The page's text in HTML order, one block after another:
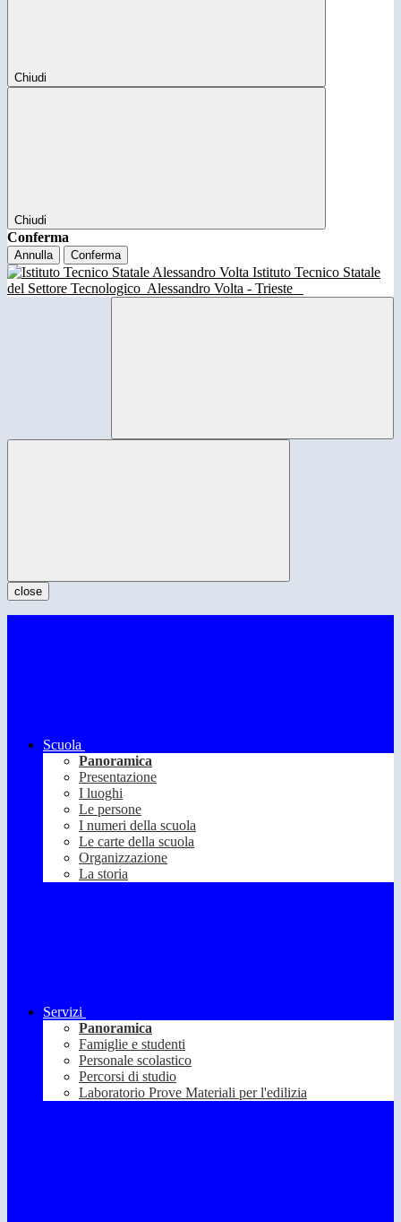
Chiudi
Chiudi
Conferma
Annulla Conferma
Istituto Tecnico Statale
del Settore Tecnologico Alessandro Volta - Trieste
close
Scuola
Panoramica
Presentazione
I luoghi
Le persone
I numeri della scuola
Le carte della scuola
Organizzazione
La storia
Servizi
Panoramica
Famiglie e studenti
Personale scolastico
Percorsi di studio
Laboratorio Prove Materiali per l'edilizia